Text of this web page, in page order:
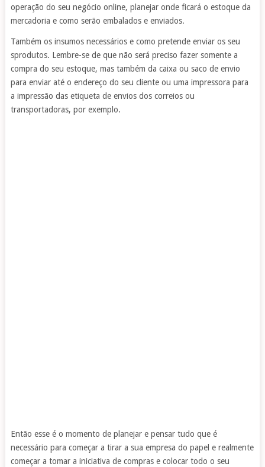
operação do seu negócio online, planejar onde ficará o estoque da
mercadoria e como serão embalados e enviados.
Também os insumos necessários e como pretende enviar os seu
sprodutos. Lembre-se de que não será preciso fazer somente a
compra do seu estoque, mas também da caixa ou saco de envio
para enviar até o endereço do seu cliente ou uma impressora para
a impressão das etiqueta de envios dos correios ou
transportadoras, por exemplo.
Então esse é o momento de planejar e pensar tudo que é
necessário para começar a tirar a sua empresa do papel e realmente
começar a tomar a iniciativa de compras e colocar todo o seu